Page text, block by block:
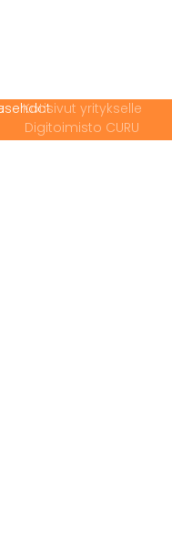
Kotisivut yritykselle
Digitoimisto CURU